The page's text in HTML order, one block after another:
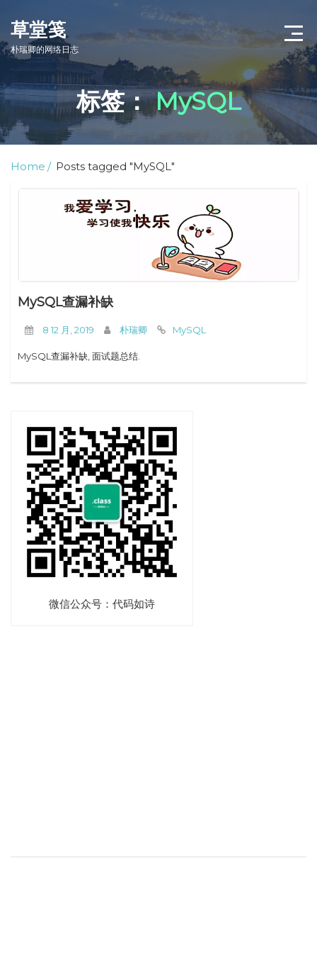
草堂笺
朴瑞卿的网络日志
首页 标签：MySQL
Home Posts tagged "MySQL"
MySQL查漏补缺
8 12 月, 2019 朴瑞卿 MySQL
MySQL查漏补缺, 面试题总结.
微信公众号：代码如诗